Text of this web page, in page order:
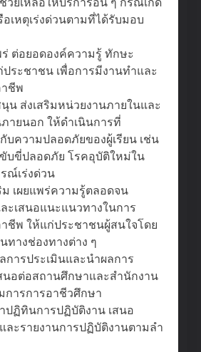
เหตุเร่งด่วนตามที่ได้รับมอบ
ร่ ต่อยอดองค์ความรู้ ทักษะ
ระชาชน เพื่อการมีงานทําและ
ชีพ
น ส่งเสริมหน่วยงานภายในและ
ายนอก ให้ดําเนินการที่
กับความปลอดภัยของผู้เรียน เช่น
บขี่ปลอดภัย โรคอุบัติใหม่ใน
ณ์เร่งด่วน
ม เผยแพร่ความรู้ตลอดจน
ะเสนอแนะแนวทางในการ
ชีพ ให้แก่ประชาชนผู้สนใจโดย
ทางช่องทางต่าง ๆ
การประเมินและนําผลการ
นอต่อสถานศึกษาและสํานักงาน
ารการอาชีวศึกษา
ปฏิทินการปฏิบัติงาน เสนอ
ละรายงานการปฏิบัติงานตามลํา